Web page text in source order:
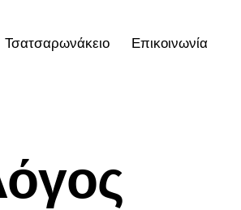
Τσατσαρωνάκειο Επικοινωνία